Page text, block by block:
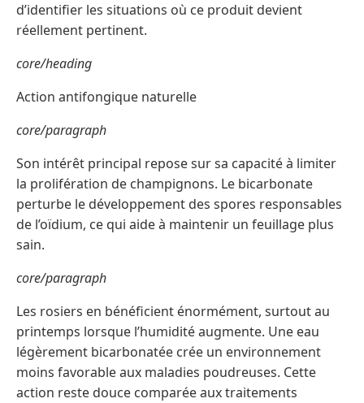
d’identifier les situations où ce produit devient
réellement pertinent.
core/heading
Action antifongique naturelle
core/paragraph
Son intérêt principal repose sur sa capacité à limiter
la prolifération de champignons. Le bicarbonate
perturbe le développement des spores responsables
de l’oïdium, ce qui aide à maintenir un feuillage plus
sain.
core/paragraph
Les rosiers en bénéficient énormément, surtout au
printemps lorsque l’humidité augmente. Une eau
légèrement bicarbonatée crée un environnement
moins favorable aux maladies poudreuses. Cette
action reste douce comparée aux traitements